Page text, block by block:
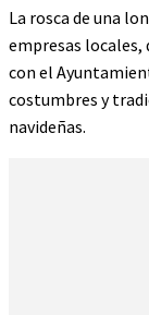
La rosca de una
empresas
con el
costumbres y
navideñas.